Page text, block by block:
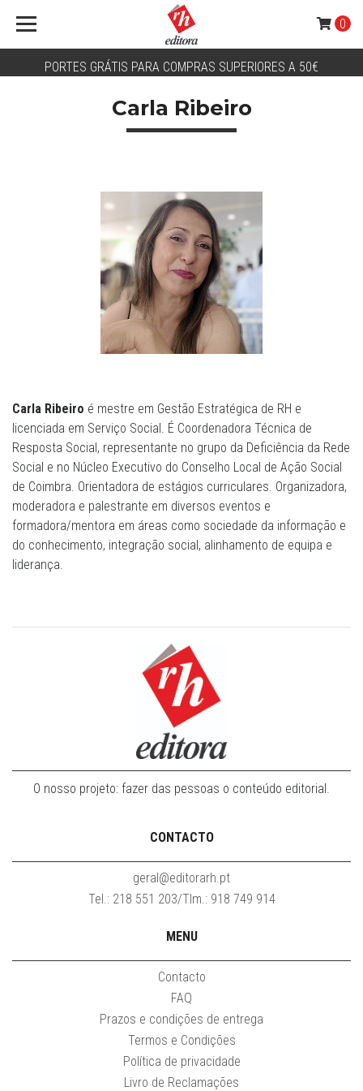
PORTES GRÁTIS PARA COMPRAS SUPERIORES A 50€
0
Carla Ribeiro
Carla Ribeiro é mestre em Gestão Estratégica de RH e
licenciada em Serviço Social. É Coordenadora Técnica de
Resposta Social, representante no grupo da Deficiência da Rede
Social e no Núcleo Executivo do Conselho Local de Ação Social
de Coimbra. Orientadora de estágios curriculares. Organizadora,
moderadora e palestrante em diversos eventos e
formadora/mentora em áreas como sociedade da informação e
do conhecimento, integração social, alinhamento de equipa e
liderança.
O nosso projeto: fazer das pessoas o conteúdo editorial.
CONTACTO
geral@editorarh.pt
Tel.: 218 551 203/Tlm.: 918 749 914
MENU
Contacto
FAQ
Prazos e condições de entrega
Termos e Condições
Política de privacidade
Livro de Reclamações